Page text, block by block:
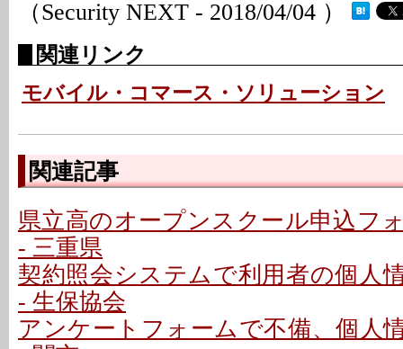
（Security NEXT - 2018/04/04 ）
関連リンク
モバイル・コマース・ソリューション
関連記事
県立高のオープンスクール申込フ
- 三重県
契約照会システムで利用者の個人
- 生保協会
アンケートフォームで不備、個人